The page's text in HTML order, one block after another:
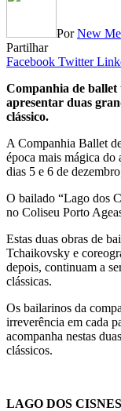
Por New
Partilhar
Facebook Twitter
Companhia de ballet
apresentar duas
clássico.
A Companhia Ballet
época mais mágica do
dias 5 e 6 de
O bailado “Lago dos
no Coliseu Porto
Estas duas obras de
Tchaikovsky e
depois, continuam a
clássicas.
Os bailarinos da
irreverência em cada
acompanha nestas
clássicos.
LAGO DOS CISNES